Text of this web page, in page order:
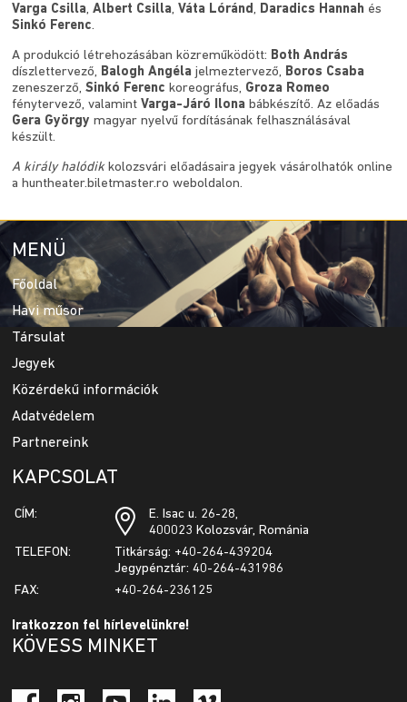
Varga Csilla,Albert Csilla, Váta Lóránd, Daradics Hannah és
Sinkó Ferenc.
A produkció létrehozásában közreműködött: Both András
díszlettervező, Balogh Angéla jelmeztervező, Boros Csaba
zeneszerző,Sinkó Ferenc koreográfus, Groza Romeo
fénytervező, valamint Varga-Járó Ilona bábkészítő. Az előadás
Gera György magyar nyelvű fordításának felhasználásával
készült.
A király halódik kolozsvári előadásaira jegyek vásárolhatók online
a huntheater.biletmaster.ro weboldalon.
MENÜ
Főoldal
Havi műsor
Társulat
Jegyek
Közérdekű információk
Adatvédelem
Partnereink
KAPCSOLAT
CÍM:
E. Isac u. 26-28,
400023 Kolozsvár, Románia
TELEFON:
Titkárság: +40-264-439204
Jegypénztár: 40-264-431986
FAX:
+40-264-236125
Iratkozzon fel hírlevelünkre!
KÖVESS MINKET